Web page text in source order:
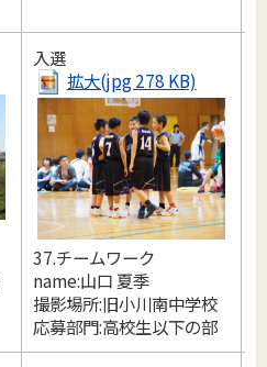
入選
拡大(jpg 278 KB)
37.チームワーク
name:山口 夏季
撮影場所:旧小川南中学校
応募部門:高校生以下の部